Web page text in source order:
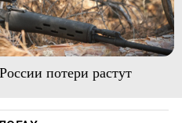
потери растут